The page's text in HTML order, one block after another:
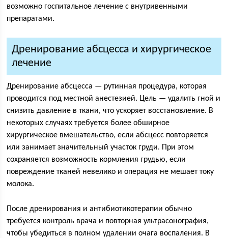
возможно госпитальное лечение с внутривенными
препаратами.
Дренирование абсцесса и хирургическое
лечение
Дренирование абсцесса — рутинная процедура, которая
проводится под местной анестезией. Цель — удалить гной и
снизить давление в ткани, что ускоряет восстановление. В
некоторых случаях требуется более обширное
хирургическое вмешательство, если абсцесс повторяется
или занимает значительный участок груди. При этом
сохраняется возможность кормления грудью, если
повреждение тканей невелико и операция не мешает току
молока.
После дренирования и антибиотикотерапии обычно
требуется контроль врача и повторная ультрасонография,
чтобы убедиться в полном удалении очага воспаления. В